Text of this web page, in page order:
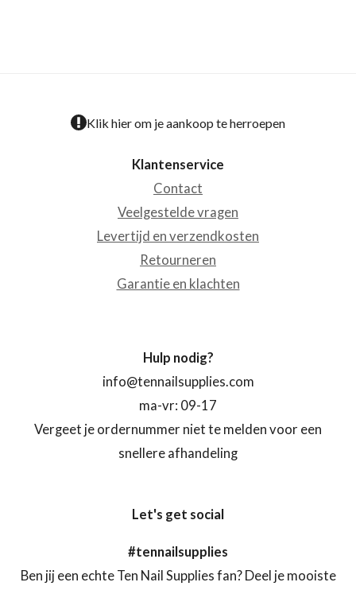
Klik hier om je aankoop te herroepen
Klantenservice
Contact
Veelgestelde vragen
Levertijd en verzendkosten
Retourneren
Garantie en klachten
Hulp nodig?
info@tennailsupplies.com
ma-vr: 09-17
Vergeet je ordernummer niet te melden voor een
snellere afhandeling
Let's get social
#tennailsupplies
Ben jij een echte Ten Nail Supplies fan? Deel je mooiste